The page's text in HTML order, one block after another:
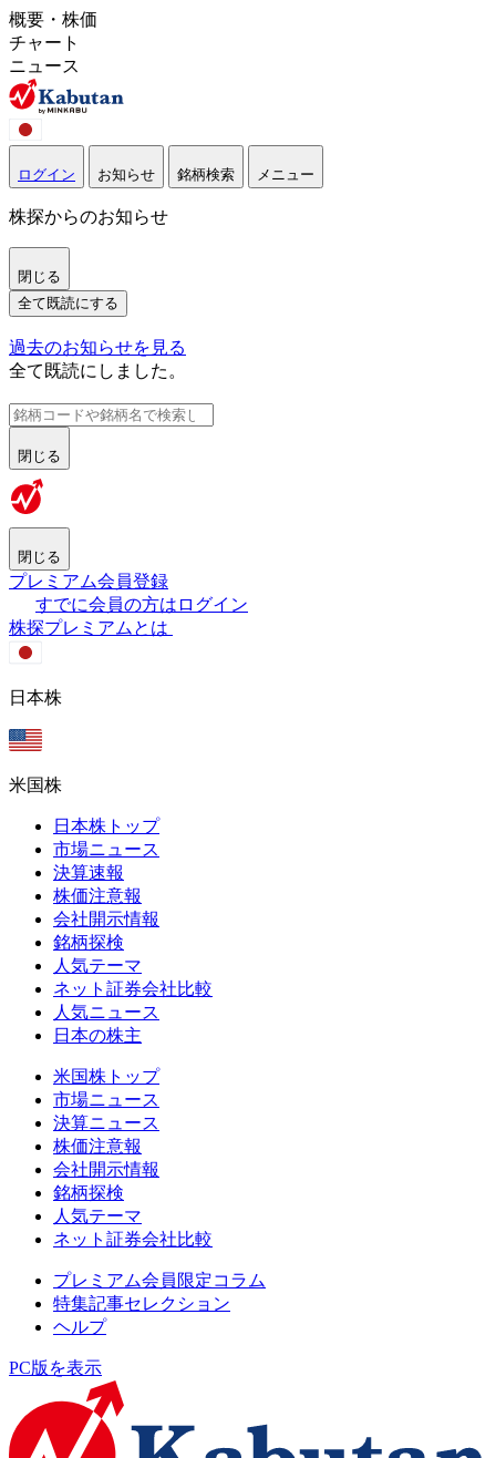
概要・株価
チャート
ニュース
ログイン お知らせ 銘柄検索 メニュー
株探からのお知らせ
閉じる
全て既読にする
過去のお知らせを見る
全て既読にしました。
閉じる
閉じる
プレミアム会員登録
すでに会員の方はログイン
株探プレミアムとは
日本株
米国株
日本株トップ
市場ニュース
決算速報
株価注意報
会社開示情報
銘柄探検
人気テーマ
ネット証券会社比較
人気ニュース
日本の株主
米国株トップ
市場ニュース
決算ニュース
株価注意報
会社開示情報
銘柄探検
人気テーマ
ネット証券会社比較
プレミアム会員限定コラム
特集記事セレクション
ヘルプ
PC版を表示